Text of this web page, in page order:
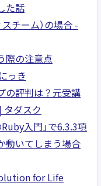
た話
チーム）の場合 -
際の注意点
っき
の評判は？元受講
タダスク
入門」で6.3.3項
動いてしまう場合
for Life